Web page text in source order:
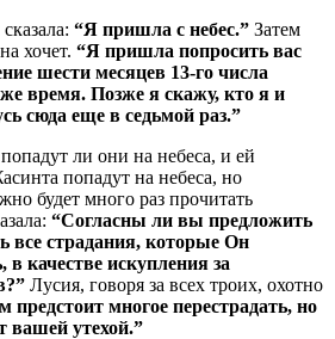
“Я пришла с небес.” Затем
хочет. “Я пришла попросить вас
шести месяцев 13-го числа
время. Позже я скажу, кто я и
сюда еще в седьмой раз.”
ли они на небеса, и ей
попадут на небеса, но
будет много раз прочитать
“Согласны ли вы предложить
все страдания, которые Он
качестве искупления за
Лусия, говоря за всех троих, охотно
предстоит многое перестрадать, но
вашей утехой.”